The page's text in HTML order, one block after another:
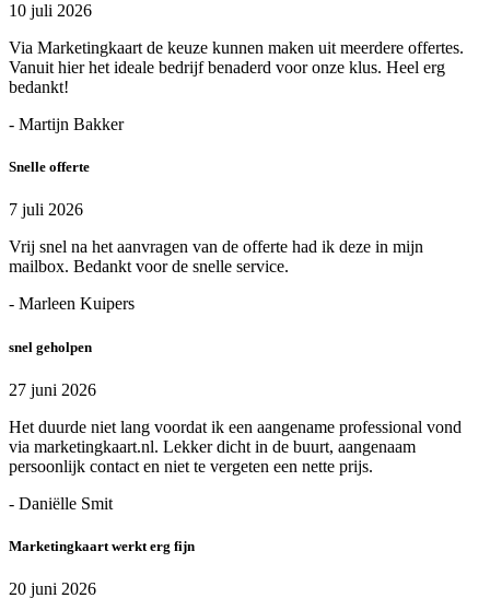
10 juli 2026
Via Marketingkaart de keuze kunnen maken uit meerdere offertes.
Vanuit hier het ideale bedrijf benaderd voor onze klus. Heel erg
bedankt!
- Martijn Bakker
Snelle offerte
7 juli 2026
Vrij snel na het aanvragen van de offerte had ik deze in mijn
mailbox. Bedankt voor de snelle service.
- Marleen Kuipers
snel geholpen
27 juni 2026
Het duurde niet lang voordat ik een aangename professional vond
via marketingkaart.nl. Lekker dicht in de buurt, aangenaam
persoonlijk contact en niet te vergeten een nette prijs.
- Daniëlle Smit
Marketingkaart werkt erg fijn
20 juni 2026